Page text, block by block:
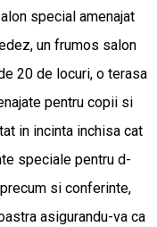
special amenajat
un frumos salon
20 de locuri, o terasa
pentru copii si
in incinta inchisa cat
speciale pentru d-
si conferinte,
asigurandu-va ca